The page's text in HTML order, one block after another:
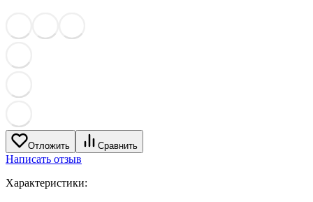
Отложить Сравнить
Написать отзыв
Характеристики: